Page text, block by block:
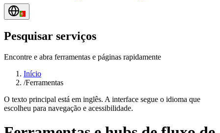
Pesquisar serviços
Encontre e abra ferramentas e páginas rapidamente
Início
/Ferramentas
O texto principal está em inglês. A interface segue o idioma que
escolheu para navegação e acessibilidade.